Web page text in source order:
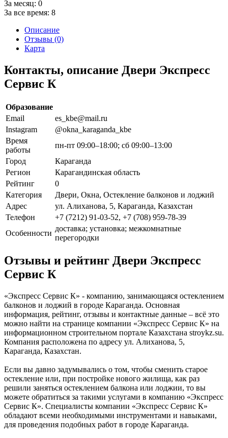
За месяц: 0
За все время: 8
Описание
Отзывы (0)
Карта
Контакты, описание Двери Экспресс
Сервис К
Образование
Email
es_kbe@mail.ru
Instagram
@okna_karaganda_kbe
Время
работы
пн-пт 09:00–18:00; сб 09:00–13:00
Город
Караганда
Регион
Карагандинская область
Рейтинг
0
Категория
Двери, Окна, Остекление балконов и лоджий
Адрес
ул. Алиханова, 5, Караганда, Казахстан
Телефон
+7 (7212) 91-03-52, +7 (708) 959-78-39
Особенности
доставка; установка; межкомнатные
перегородки
Отзывы и рейтинг Двери Экспресс
Сервис К
«Экспресс Сервис К» - компанию, занимающаяся остеклением
балконов и лоджий в городе Караганда. Основная
информация, рейтинг, отзывы и контактные данные – всё это
можно найти на странице компании «Экспресс Сервис К» на
информационном строительном портале Казахстана stroykz.su.
Компания расположена по адресу ул. Алиханова, 5,
Караганда, Казахстан.
Если вы давно задумывались о том, чтобы сменить старое
остекление или, при постройке нового жилища, как раз
решили заняться остеклением балкона или лоджии, то вы
можете обратиться за такими услугами в компанию «Экспресс
Сервис К». Специалисты компании «Экспресс Сервис К»
обладают всеми необходимыми инструментами и навыками,
для проведения подобных работ в городе Караганда.